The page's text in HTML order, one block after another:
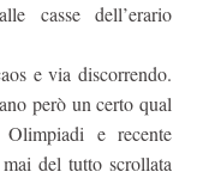
casse dell’erario
e via discorrendo.
però un certo qual
Olimpiadi e recente
del tutto scrollata